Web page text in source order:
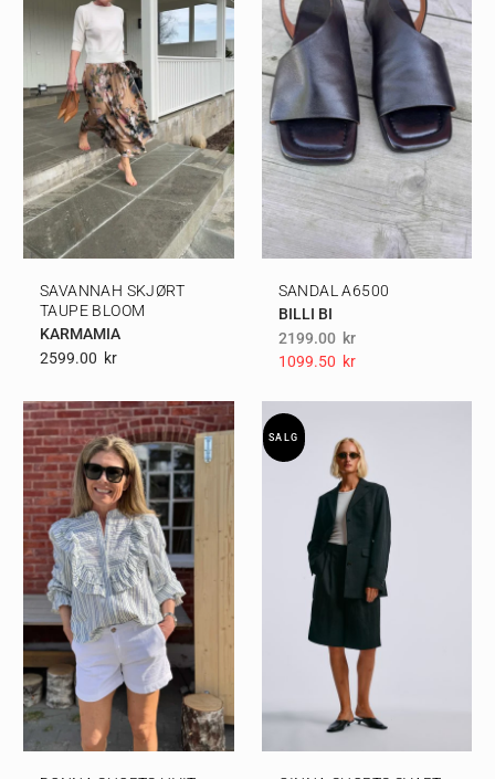
SAVANNAH SKJØRT
TAUPE BLOOM
KARMAMIA
2599.00 Kr
SANDAL A6500
BILLI BI
2199.00 kr
1099.50 Kr
SALG